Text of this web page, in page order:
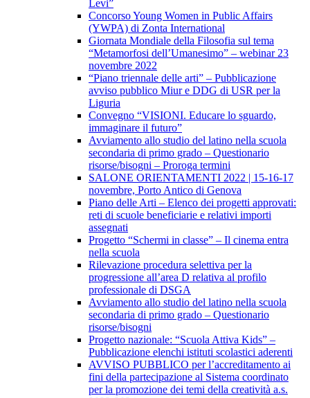
Levi”
Concorso Young Women in Public Affairs
(YWPA) di Zonta International
Giornata Mondiale della Filosofia sul tema
“Metamorfosi dell’Umanesimo” – webinar 23
novembre 2022
“Piano triennale delle arti” – Pubblicazione
avviso pubblico Miur e DDG di USR per la
Liguria
Convegno “VISIONI. Educare lo sguardo,
immaginare il futuro”
Avviamento allo studio del latino nella scuola
secondaria di primo grado – Questionario
risorse/bisogni – Proroga termini
SALONE ORIENTAMENTI 2022 | 15-16-17
novembre, Porto Antico di Genova
Piano delle Arti – Elenco dei progetti approvati:
reti di scuole beneficiarie e relativi importi
assegnati
Progetto “Schermi in classe” – Il cinema entra
nella scuola
Rilevazione procedura selettiva per la
progressione all’area D relativa al profilo
professionale di DSGA
Avviamento allo studio del latino nella scuola
secondaria di primo grado – Questionario
risorse/bisogni
Progetto nazionale: “Scuola Attiva Kids” –
Pubblicazione elenchi istituti scolastici aderenti
AVVISO PUBBLICO per l’accreditamento ai
fini della partecipazione al Sistema coordinato
per la promozione dei temi della creatività a.s.